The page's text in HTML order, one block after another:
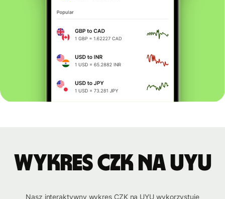
Wykres CZK na UYU
Nasz interaktywny wykres CZK na UYU wykorzystuje